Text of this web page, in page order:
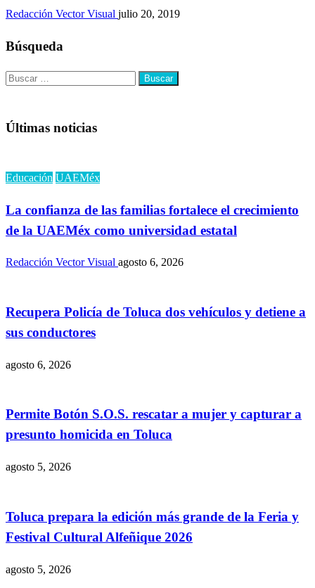
Redacción Vector Visual julio 20, 2019
Búsqueda
Buscar:
Últimas noticias
Educación UAEMéx
La confianza de las familias fortalece el crecimiento
de la UAEMéx como universidad estatal
Redacción Vector Visual agosto 6, 2026
Recupera Policía de Toluca dos vehículos y detiene a
sus conductores
agosto 6, 2026
Permite Botón S.O.S. rescatar a mujer y capturar a
presunto homicida en Toluca
agosto 5, 2026
Toluca prepara la edición más grande de la Feria y
Festival Cultural Alfeñique 2026
agosto 5, 2026